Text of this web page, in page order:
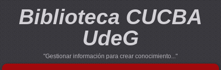
Biblioteca CUCBA
UdeG
"Gestionar información para crear conocimiento..."